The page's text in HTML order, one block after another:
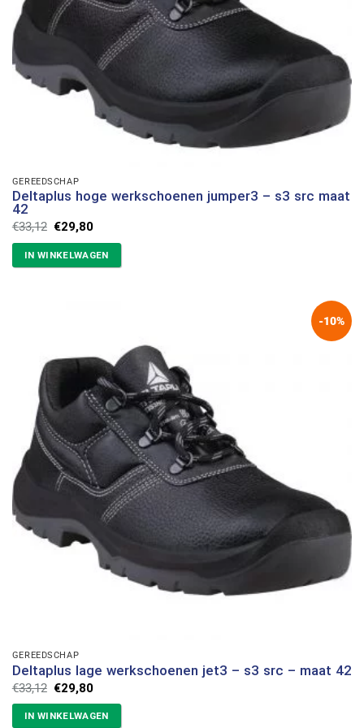
GEREEDSCHAP
Deltaplus hoge werkschoenen jumper3 – s3 src maat
42
€33,12 Oorspronkelijke
prijs
was:
€33,12.
€29,80Huidige
is:
€29,80.
IN WINKELWAGEN
-10%
GEREEDSCHAP
Deltaplus lage werkschoenen jet3 – s3 src – maat 42
€33,12 Oorspronkelijke
prijs
was:
€33,12.
€29,80Huidige
is:
€29,80.
IN WINKELWAGEN